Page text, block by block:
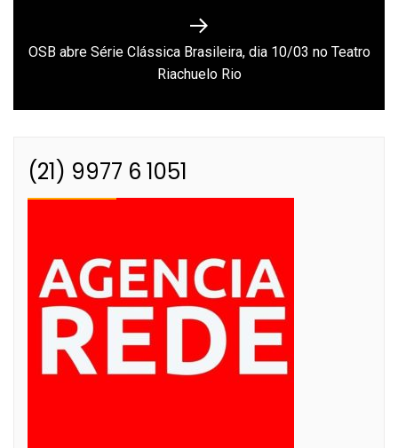
Next
post:
OSB abre Série Clássica Brasileira, dia 10/03 no Teatro
Riachuelo Rio
(21) 9977 6 1051